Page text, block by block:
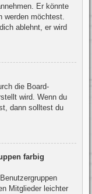
Er könnte
werden möchtest.
ablehnt, er wird
die Board-
wird. Wenn du
dann solltest du
farbig
Mitglieder leichter